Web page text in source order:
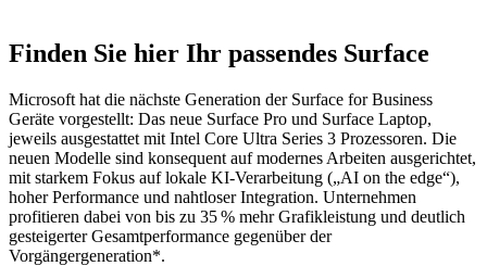
Finden Sie hier Ihr passendes Surface
Microsoft hat die nächste Generation der Surface for Business
Geräte vorgestellt: Das neue Surface Pro und Surface Laptop,
jeweils ausgestattet mit Intel Core Ultra Series 3 Prozessoren. Die
neuen Modelle sind konsequent auf modernes Arbeiten ausgerichtet,
mit starkem Fokus auf lokale KI-Verarbeitung („AI on the edge“),
hoher Performance und nahtloser Integration. Unternehmen
profitieren dabei von bis zu 35 % mehr Grafikleistung und deutlich
gesteigerter Gesamtperformance gegenüber der
Vorgängergeneration*.